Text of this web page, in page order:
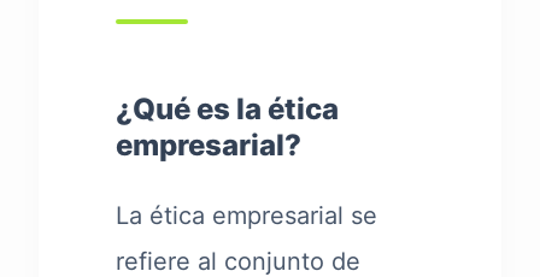
¿Qué es la ética
empresarial?
La ética empresarial se
refiere al conjunto de